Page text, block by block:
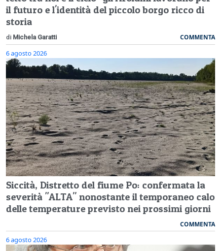
il futuro e l'identità del piccolo borgo ricco di
storia
di Michela Garatti COMMENTA
6 agosto 2026
Siccità, Distretto del fiume Po: confermata la
severità "ALTA" nonostante il temporaneo calo
delle temperature previsto nei prossimi giorni
COMMENTA
6 agosto 2026